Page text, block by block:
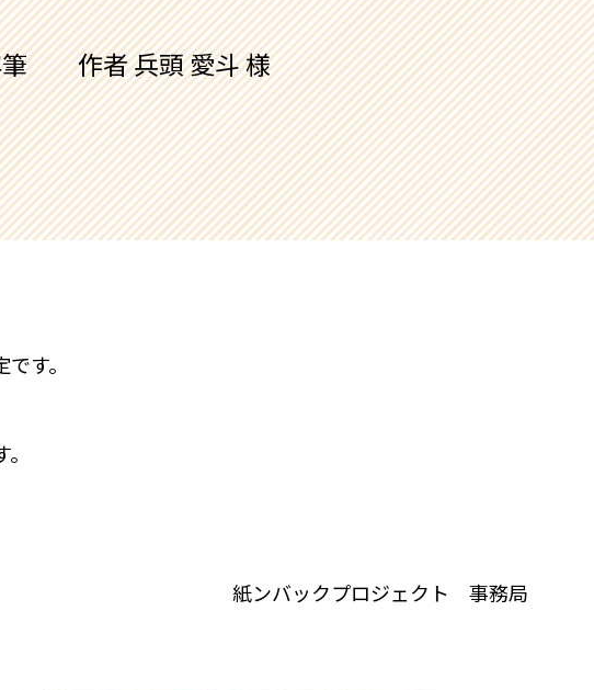
筆 作者 兵頭 愛斗 様
す。
紙ンバックプロジェクト 事務局